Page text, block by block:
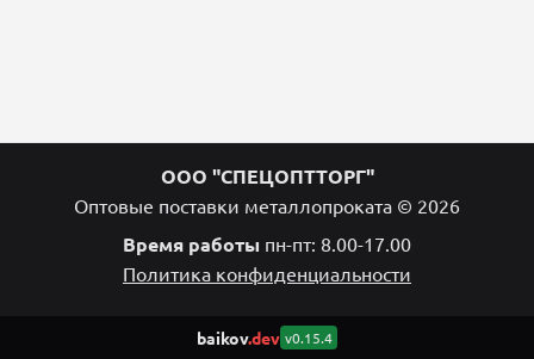
ООО "СПЕЦОПТТОРГ"
Оптовые поставки металлопроката © 2026
Время работы пн-пт: 8.00-17.00
Политика конфиденциальности
baikov.dev v0.15.4